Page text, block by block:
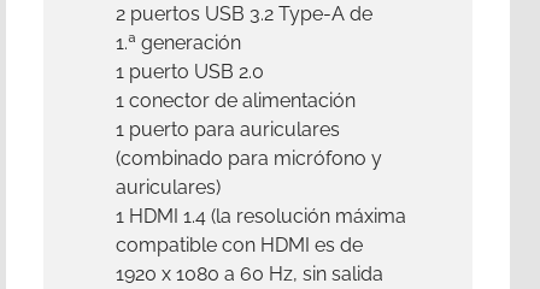
2 puertos USB 3.2 Type-A de
1.ª generación
1 puerto USB 2.0
1 conector de alimentación
1 puerto para auriculares
(combinado para micrófono y
auriculares)
1 HDMI 1.4 (la resolución máxima
compatible con HDMI es de
1920 x 1080 a 60 Hz, sin salida